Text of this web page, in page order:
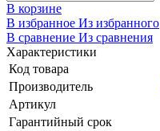
В корзине
В избранное Из избранного
В сравнение Из сравнения
Характеристики
Код товара
Производитель
Артикул
Гарантийный срок